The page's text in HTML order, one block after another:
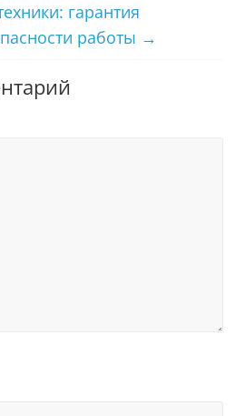
гарантия
работы →